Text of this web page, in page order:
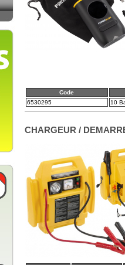
Code
6530295
10
CHARGEUR /